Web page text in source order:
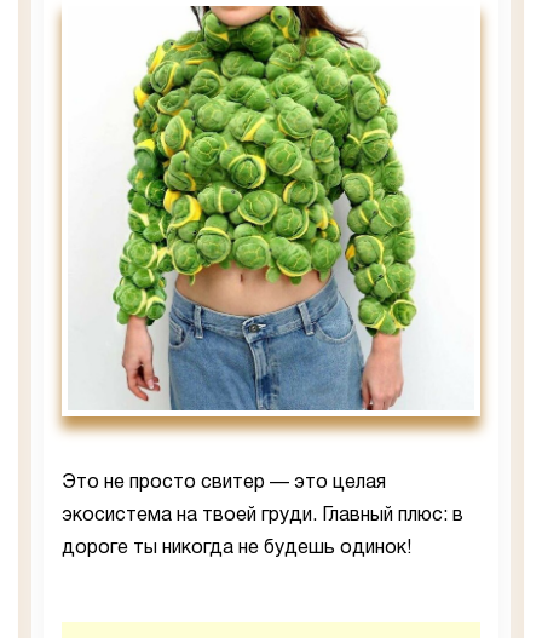
Это не просто свитер — это целая
экосистема на твоей груди. Главный плюс: в
дороге ты никогда не будешь одинок!